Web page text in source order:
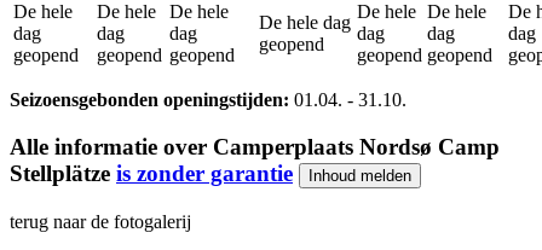
De hele
dag
geopend
De hele
dag
geopend
De hele
dag
geopend
De hele dag
geopend
De hele
dag
geopend
De hele
dag
geopend
De
dag
Seizoensgebonden openingstijden: 01.04. - 31.10.
Alle informatie over Camperplaats Nordsø Camp
Stellplätze is zonder garantie Inhoud melden
terug naar de fotogalerij